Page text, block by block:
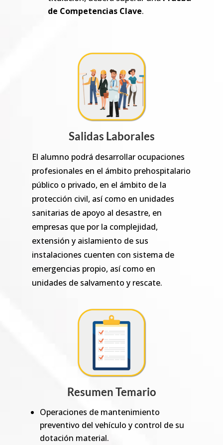
de Competencias Clave.
Salidas Laborales
El alumno podrá desarrollar ocupaciones
profesionales en el ámbito prehospitalario
público o privado, en el ámbito de la
protección civil, así como en unidades
sanitarias de apoyo al desastre, en
empresas que por la complejidad,
extensión y aislamiento de sus
instalaciones cuenten con sistema de
emergencias propio, así como en
unidades de salvamento y rescate.
Resumen Temario
Operaciones de mantenimiento
preventivo del vehículo y control de su
dotación material.